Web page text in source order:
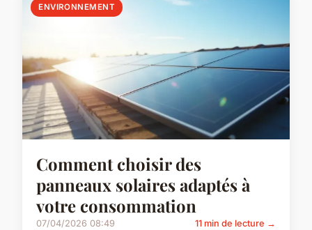
ENVIRONNEMENT
Comment choisir des
panneaux solaires adaptés à
votre consommation
07/04/2026 08:49 11 min de lecture →